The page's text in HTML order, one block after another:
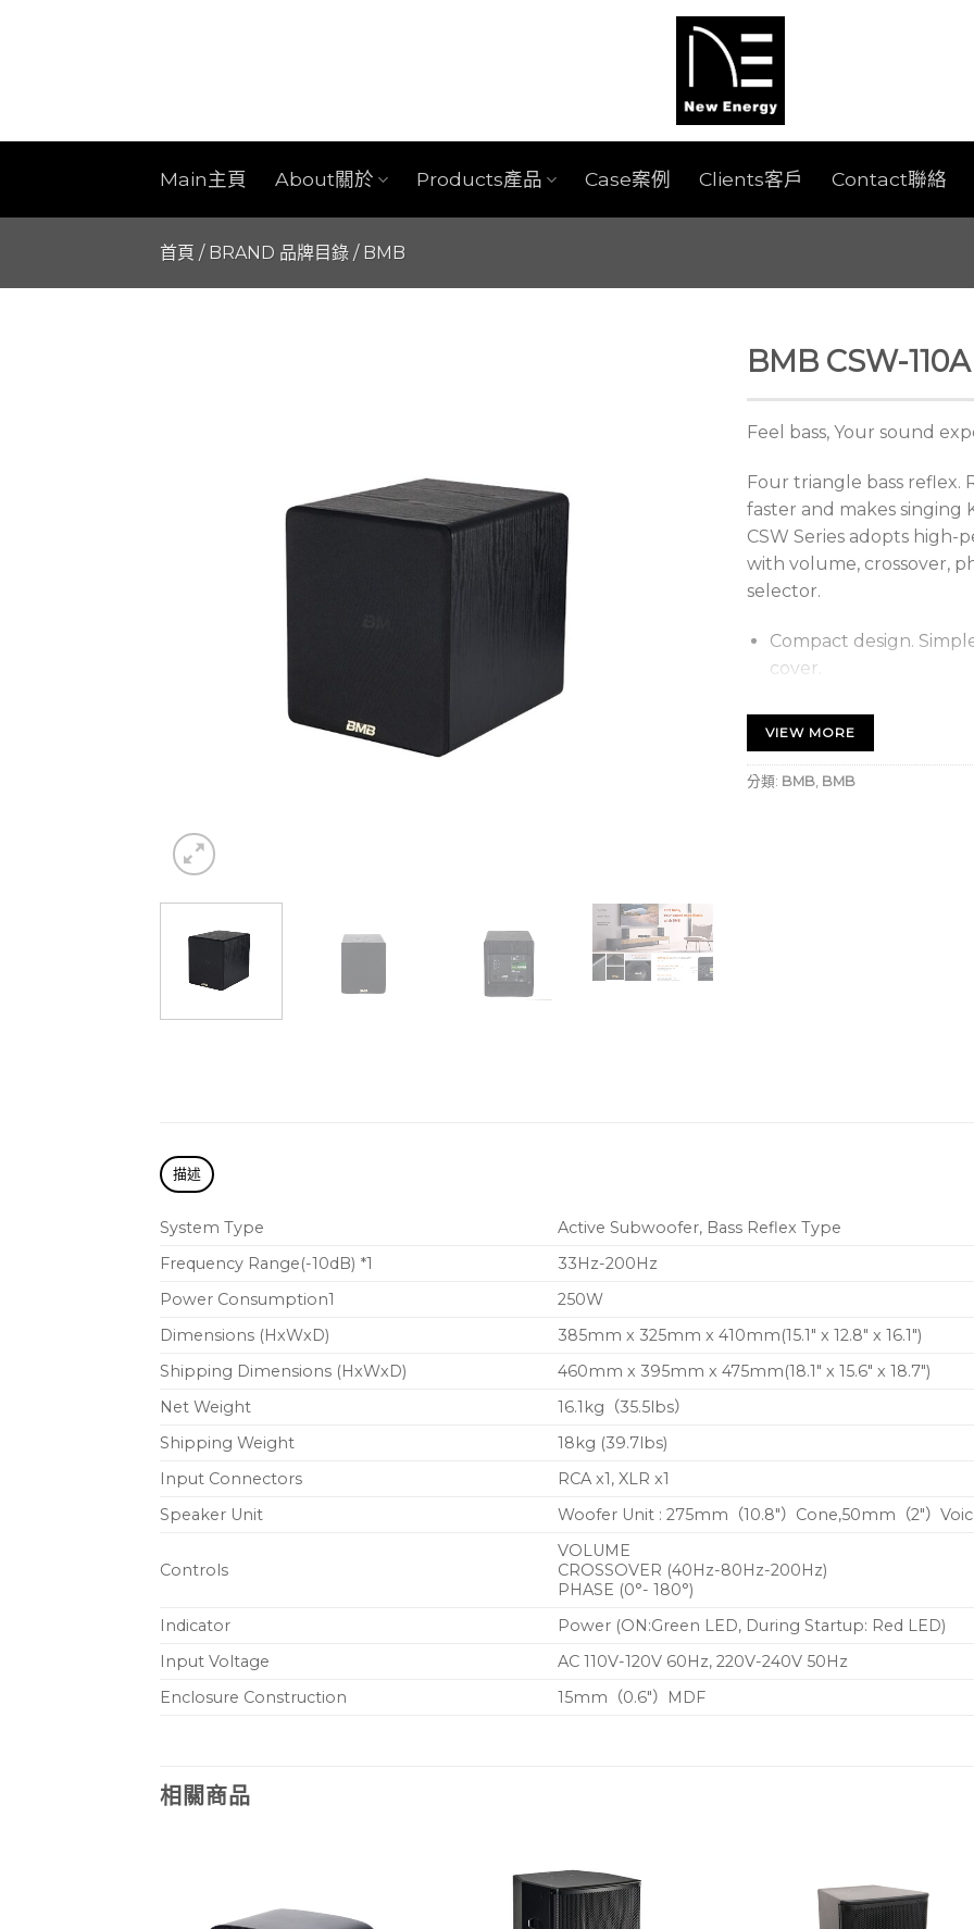
Main主頁 About關於 Products產品 Case案例 Clients客戶 Contact聯絡
首頁 / BRAND 品牌目錄 / BMB
BMB CSW-
Feel bass, Your sound
Four triangle bass reflex.
faster and makes singing
CSW Series adopts
with volume, crossover,
selector.
Compact design.
cover.
VIEW MORE
分類: BMB, BMB
描述
System Type
Active Subwoofer, Bass Reflex Type
Frequency Range(-10dB) *1
33Hz-200Hz
Power Consumption1
250W
Dimensions (HxWxD)
385mm x 325mm x 410mm(15.1″ x 12.8″ x 16.1″)
Shipping Dimensions (HxWxD)
460mm x 395mm x 475mm(18.1″ x 15.6″ x 18.7″)
Net Weight
16.1kg（35.5lbs）
Shipping Weight
18kg (39.7lbs)
Input Connectors
RCA x1, XLR x1
Speaker Unit
Woofer Unit : 275mm（10.8″）Cone,50mm（2″）
Controls
VOLUME
CROSSOVER (40Hz-80Hz-200Hz)
PHASE (0°- 180°)
Indicator
Power (ON:Green LED, During Startup: Red LED)
Input Voltage
AC 110V-120V 60Hz, 220V-240V 50Hz
Enclosure Construction
15mm（0.6″）MDF
相關商品